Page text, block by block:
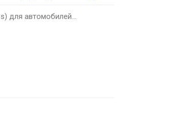
для автомобилей...